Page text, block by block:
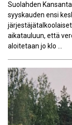
Suolahden
syyskauden ensi
aikatauluun, että
aloitetaan jo klo ...